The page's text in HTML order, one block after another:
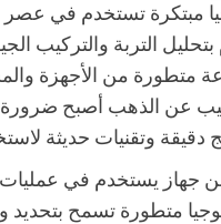
مبتكرة تستخدم في
بتحليل التربة
متطورة من الأجهزة
عن الذهب أصبح
دقيقة وتقنيات حديثة
جهاز يستخدم في
متطورة تسمح